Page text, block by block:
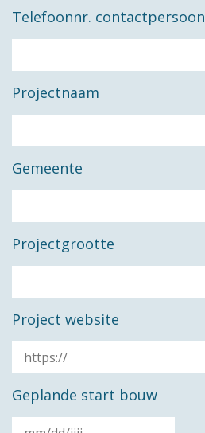
Telefoonnr. contactpersoon
Projectnaam
Gemeente
Projectgrootte
Project website
Geplande start bouw